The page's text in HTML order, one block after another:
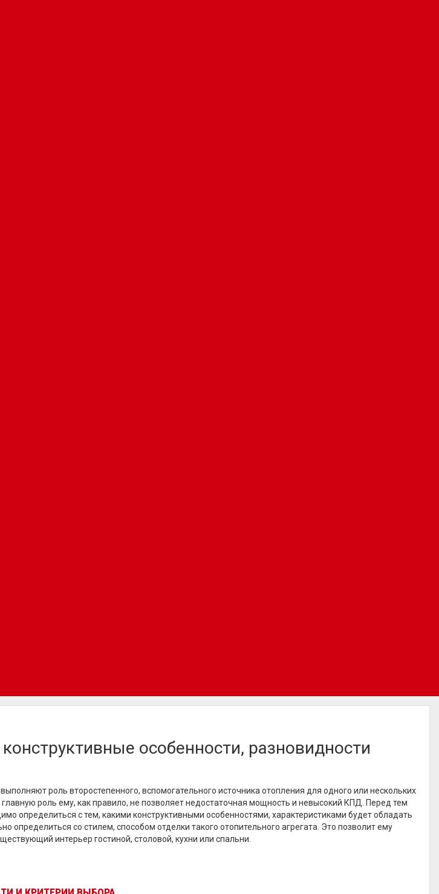
особенности, разновидности
роль второстепенного, вспомогательного источника отопления для одного или нескольких
роль ему, как правило, не позволяет недостаточная мощность и невысокий КПД. Перед тем
определиться с тем, какими конструктивными особенностями, характеристиками будет обладать
определиться со стилем, способом отделки такого отопительного агрегата. Это позволит ему
интерьер гостиной, столовой, кухни или спальни.